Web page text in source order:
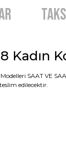
Kadın
SAAT VE
edilecektir.